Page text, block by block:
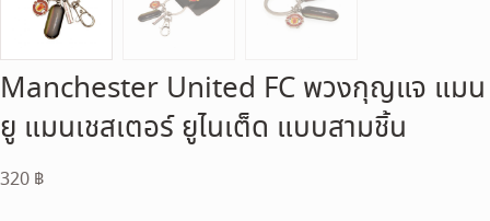
Manchester United FC พวงกุญแจ แมน
ยู แมนเชสเตอร์ ยูไนเต็ด แบบสามชิ้น
320 ฿